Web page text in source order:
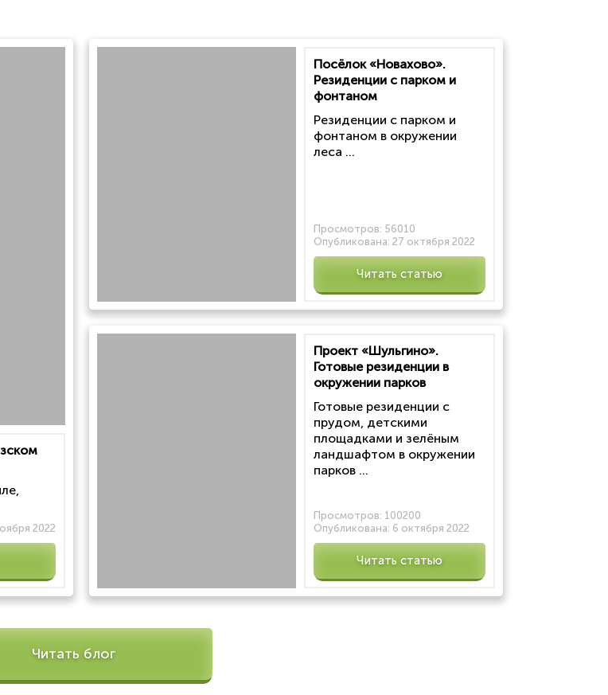
2022
Посёлок «Новахово».
Резиденции с парком и
фонтаном
Резиденции с парком и
фонтаном в окружении
леса ...
Просмотров: 56010
Опубликована: 27 октября 2022
Читать статью
Проект «Шульгино».
Готовые резиденции в
окружении парков
Готовые резиденции с
прудом, детскими
площадками и зелёным
ландшафтом в окружении
парков ...
Просмотров: 100200
Опубликована: 6 октября 2022
Читать статью
Читать блог